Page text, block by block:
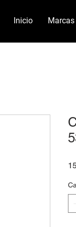
Inicio Marcas